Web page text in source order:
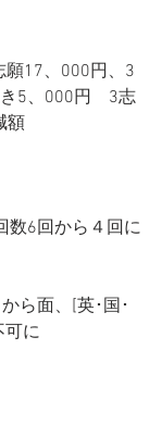
願17、000円、3
5、000円　3志
額
数6回から４回に
ら面、[英･国･
に